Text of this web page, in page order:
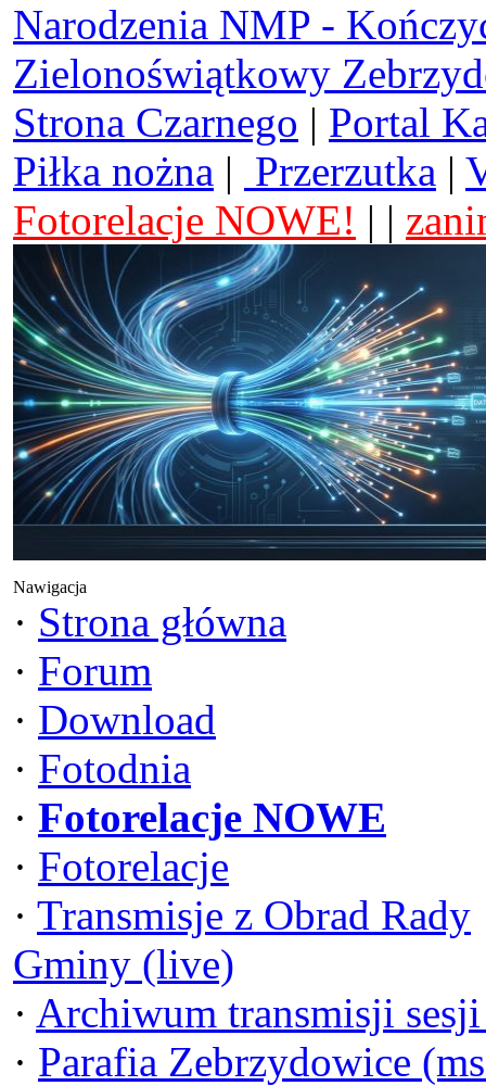
Narodzenia NMP -
Zielonoświątkowy
Strona Czarnego | Portal
Piłka nożna | Przerzutka |
Fotorelacje NOWE! | |
Nawigacja
· Strona główna
· Forum
· Download
· Fotodnia
· Fotorelacje NOWE
· Fotorelacje
· Transmisje z Obrad Rady
Gminy (live)
· Archiwum transmisji
· Parafia Zebrzydowice